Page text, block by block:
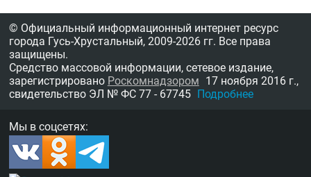
© Официальный информационный интернет ресурс
города Гусь-Хрустальный, 2009-2026 гг. Все права
защищены.
Средство массовой информации, сетевое издание,
зарегистрировано Роскомнадзором 17 ноября 2016 г.,
свидетельство ЭЛ № ФС 77 - 67745 Подробнее
Мы в соцсетях: